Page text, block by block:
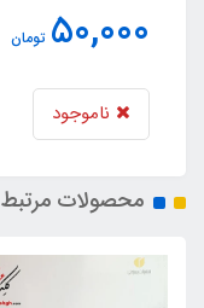
50,000 تومان
ناموجود
محصولات مرتبط